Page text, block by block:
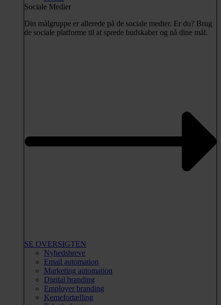
Sociale Medier
Din målgruppe er allerede på de sociale medier. Er du? Brug
de sociale platforme til at sprede budskaber og nå dine mål.
SE OVERSIGTEN
Nyhedsbreve
Email automation
Marketing automation
Digital branding
Employer branding
Kernefortælling